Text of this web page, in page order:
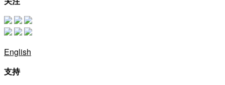
English
支持